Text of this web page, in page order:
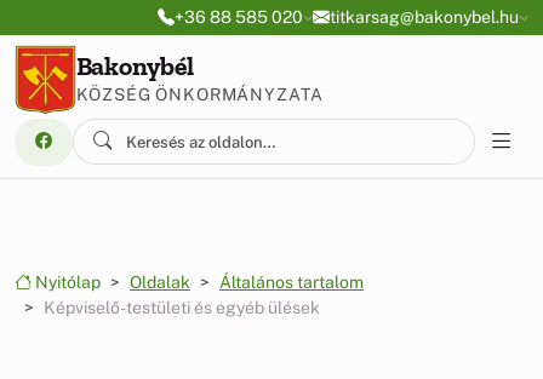
Ugrás a menüre
Ugrás a tartalomra+36 88 585 020 titkarsag@bakonybel.hu
Bakonybél
KÖZSÉG ÖNKORMÁNYZATA
Nyitólap Oldalak
Általános tartalom
Képviselő-testületi és egyéb ülések